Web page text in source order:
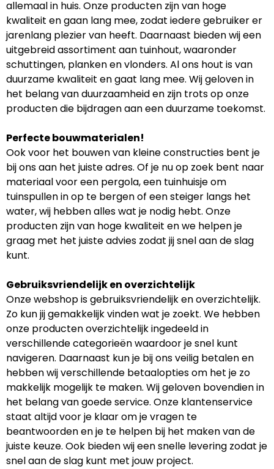
allemaal in huis. Onze producten zijn van hoge
kwaliteit en gaan lang mee, zodat iedere gebruiker er
jarenlang plezier van heeft. Daarnaast bieden wij een
uitgebreid assortiment aan tuinhout, waaronder
schuttingen, planken en vlonders. Al ons hout is van
duurzame kwaliteit en gaat lang mee. Wij geloven in
het belang van duurzaamheid en zijn trots op onze
producten die bijdragen aan een duurzame toekomst.
Perfecte bouwmaterialen!
Ook voor het bouwen van kleine constructies bent je
bij ons aan het juiste adres. Of je nu op zoek bent naar
materiaal voor een pergola, een tuinhuisje om
tuinspullen in op te bergen of een steiger langs het
water, wij hebben alles wat je nodig hebt. Onze
producten zijn van hoge kwaliteit en we helpen je
graag met het juiste advies zodat jij snel aan de slag
kunt.
Gebruiksvriendelijk en overzichtelijk
Onze webshop is gebruiksvriendelijk en overzichtelijk.
Zo kun jij gemakkelijk vinden wat je zoekt. We hebben
onze producten overzichtelijk ingedeeld in
verschillende categorieën waardoor je snel kunt
navigeren. Daarnaast kun je bij ons veilig betalen en
hebben wij verschillende betaalopties om het je zo
makkelijk mogelijk te maken. Wij geloven bovendien in
het belang van goede service. Onze klantenservice
staat altijd voor je klaar om je vragen te
beantwoorden en je te helpen bij het maken van de
juiste keuze. Ook bieden wij een snelle levering zodat je
snel aan de slag kunt met jouw project.